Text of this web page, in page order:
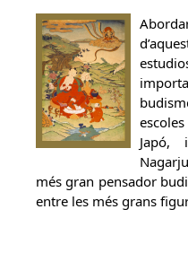
Japó,
més gran pensador
entre les més grans